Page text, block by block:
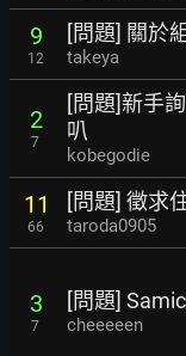
9
12
[問題] 關於
takeya
2
7
[問題]新手
叭
kobegodie
11
66
[問題] 徵求
taroda0905
3
7
[問題]
cheeeeen